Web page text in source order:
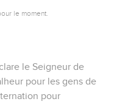
le moment.
le Seigneur de
pour les gens de
pour